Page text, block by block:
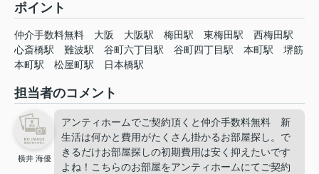
ポイント
仲介手数料無料 大阪 大阪駅 梅田駅 東梅田駅
西梅田駅
心斎橋駅
難波駅 谷町六丁目駅 谷町四丁目駅 本町駅
堺筋
本町駅
松屋町駅 日本橋駅
担当者のコメント
横井 海優
アンティホームでご契約頂くと仲介手数料無料 新
生活は何かと費用がたくさん掛かるお部屋探し。で
きるだけお部屋探しの初期費用は安く抑えたいです
よね！こちらのお部屋をアンティホームにてご契約